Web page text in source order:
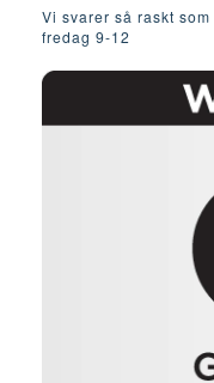
Vi svarer så raskt
fredag ​​9-12